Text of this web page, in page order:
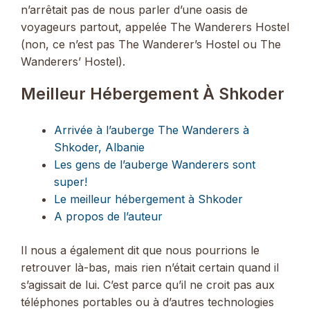
n’arrêtait pas de nous parler d’une oasis de
voyageurs partout, appelée The Wanderers Hostel
(non, ce n’est pas The Wanderer’s Hostel ou The
Wanderers’ Hostel).
Meilleur Hébergement À Shkoder
Arrivée à l’auberge The Wanderers à
Shkoder, Albanie
Les gens de l’auberge Wanderers sont
super!
Le meilleur hébergement à Shkoder
A propos de l’auteur
Il nous a également dit que nous pourrions le
retrouver là-bas, mais rien n’était certain quand il
s’agissait de lui. C’est parce qu’il ne croit pas aux
téléphones portables ou à d’autres technologies